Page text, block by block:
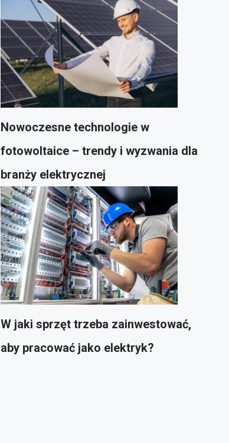
Nowoczesne technologie w
fotowoltaice – trendy i wyzwania dla
branży elektrycznej
W jaki sprzęt trzeba zainwestować,
aby pracować jako elektryk?